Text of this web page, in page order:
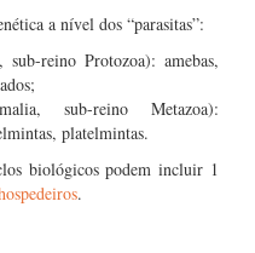
a nível dos “parasitas”:
reino Protozoa): amebas,
sub-reino Metazoa):
platelmintas.
biológicos podem incluir 1
.